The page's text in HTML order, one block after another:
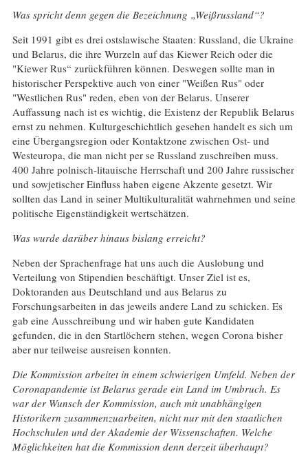
Was spricht denn gegen die Bezeichnung „Weißrussland“?
Seit 1991 gibt es drei ostslawische Staaten: Russland, die Ukraine
und Belarus, die ihre Wurzeln auf das Kiewer Reich oder die
"Kiewer Rus“ zurückführen können. Deswegen sollte man in
historischer Perspektive auch von einer "Weißen Rus" oder
"Westlichen Rus" reden, eben von der Belarus. Unserer
Auffassung nach ist es wichtig, die Existenz der Republik Belarus
ernst zu nehmen. Kulturgeschichtlich gesehen handelt es sich um
eine Übergangsregion oder Kontaktzone zwischen Ost- und
Westeuropa, die man nicht per se Russland zuschreiben muss.
400 Jahre polnisch-litauische Herrschaft und 200 Jahre russischer
und sowjetischer Einfluss haben eigene Akzente gesetzt. Wir
sollten das Land in seiner Multikulturalität wahrnehmen und seine
politische Eigenständigkeit wertschätzen.
Was wurde darüber hinaus bislang erreicht?
Neben der Sprachenfrage hat uns auch die Auslobung und
Verteilung von Stipendien beschäftigt. Unser Ziel ist es,
Doktoranden aus Deutschland und aus Belarus zu
Forschungsarbeiten in das jeweils andere Land zu schicken. Es
gab eine Ausschreibung und wir haben gute Kandidaten
gefunden, die in den Startlöchern stehen, wegen Corona bisher
aber nur teilweise ausreisen konnten.
Die Kommission arbeitet in einem schwierigen Umfeld. Neben der
Coronapandemie ist Belarus gerade ein Land im Umbruch. Es
war der Wunsch der Kommission, auch mit unabhängigen
Historikern zusammenzuarbeiten, nicht nur mit den staatlichen
Hochschulen und der Akademie der Wissenschaften. Welche
Möglichkeiten hat die Kommission denn derzeit überhaupt?